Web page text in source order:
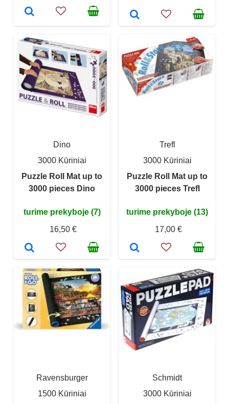
Dino
3000 Kūriniai
Puzzle Roll Mat up to
3000 pieces Dino
turime prekyboje (7)
16,50 €
Trefl
3000 Kūriniai
Puzzle Roll Mat up to
3000 pieces Trefl
turime prekyboje (13)
17,00 €
Ravensburger
1500 Kūriniai
Schmidt
3000 Kūriniai